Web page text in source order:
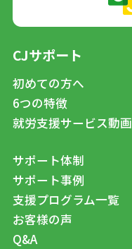
CJサポート
初めての方へ
6つの特徴
就労支援サービス動画
サポート体制
サポート事例
支援プログラム一覧
お客様の声
Q&A